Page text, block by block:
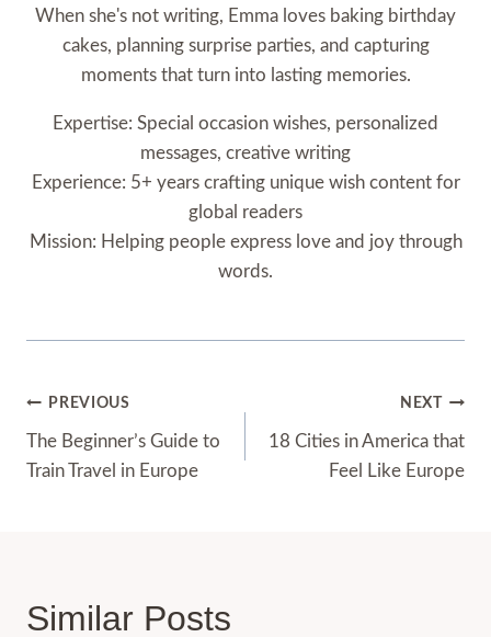
When she's not writing, Emma loves baking birthday
cakes, planning surprise parties, and capturing
moments that turn into lasting memories.
Expertise: Special occasion wishes, personalized
messages, creative writing
Experience: 5+ years crafting unique wish content for
global readers
Mission: Helping people express love and joy through
words.
Post
Navigation
PREVIOUS
The Beginner’s Guide to
Train Travel in Europe
NEXT
18 Cities in America that
Feel Like Europe
Similar Posts